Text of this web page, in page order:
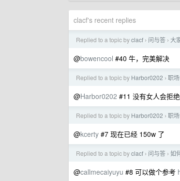
clacf's recent replies
Replied to a topic byclacf › 问与答 › 大
@bowencool #40 牛，完美解决
Replied to a topic by Harbor0202 › 职
@Harbor0202 #11 没有女人会拒
Replied to a topic by Harbor0202 › 职
@kcerty #7 现在已经 150w 了
Replied to a topic byclacf › 问与答 › 如
@callmecaiyuyu #8 可以做个参考